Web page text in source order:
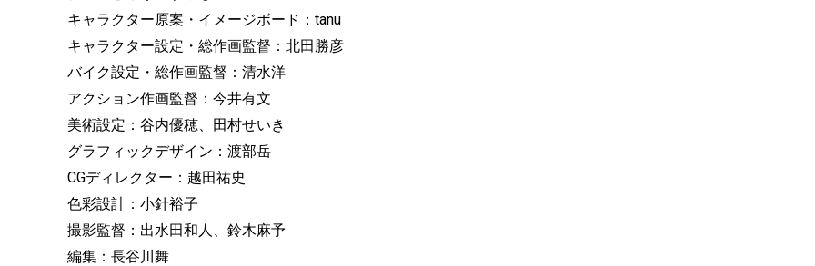
キャラクター原案・イメージボード：tanu
キャラクター設定・総作画監督：北田勝彦
バイク設定・総作画監督：清水洋
アクション作画監督：今井有文
美術設定：谷内優穂、田村せいき
グラフィックデザイン：渡部岳
CGディレクター：越田祐史
色彩設計：小針裕子
撮影監督：出水田和人、鈴木麻予
編集：長谷川舞